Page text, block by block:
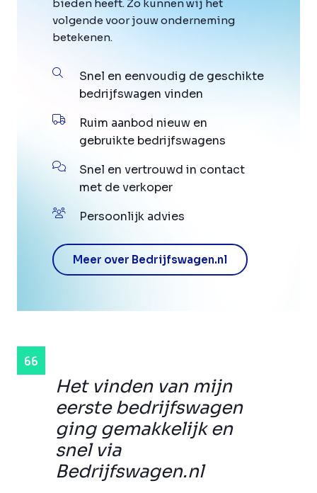
Het vinden van mijn
eerste bedrijfswagen
ging gemakkelijk en
snel via
Bedrijfswagen.nl
bieden heeft. Zo kunnen wij het
volgende voor jouw onderneming
betekenen.
Snel en eenvoudig de geschikte
bedrijfswagen vinden
Ruim aanbod nieuw en
gebruikte bedrijfswagens
Snel en vertrouwd in contact
met de verkoper
Persoonlijk advies
Meer over Bedrijfswagen.nl